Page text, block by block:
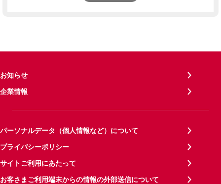
お知らせ
企業情報
パーソナルデータ（個人情報など）について
プライバシーポリシー
サイトご利用にあたって
お客さまご利用端末からの情報の外部送信について